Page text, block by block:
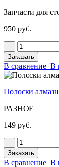
Запчасти для
950 руб.
‒
Заказать
В сравнение В
Полоски
РАЗНОЕ
149 руб.
‒
Заказать
В сравнение В